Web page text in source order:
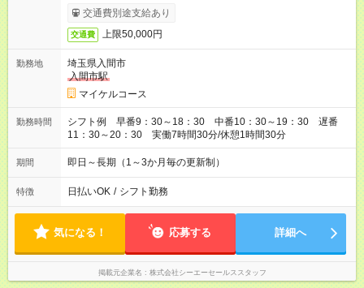
お時給は一例です。ご経験により異なります。
交通費別途支給あり
交通費 上限50,000円
勤務地
埼玉県入間市
入間市駅
マイケルコース
勤務時間
シフト例 早番9：30～18：30 中番10：30～19：30 遅番
11：30～20：30 実働7時間30分/休憩1時間30分
期間 即日～長期（1～3か月毎の更新制）
特徴 日払いOK / シフト勤務
気になる！ 応募する 詳細へ
掲載元企業名 株式会社シーエーセールススタッフ